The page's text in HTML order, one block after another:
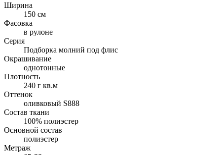
Ширина
150 см
Фасовка
в рулоне
Серия
Подборка молний под флис
Окрашивание
однотонные
Плотность
240 г кв.м
Оттенок
оливковый S888
Состав ткани
100% полиэстер
Основной состав
полиэстер
Метраж